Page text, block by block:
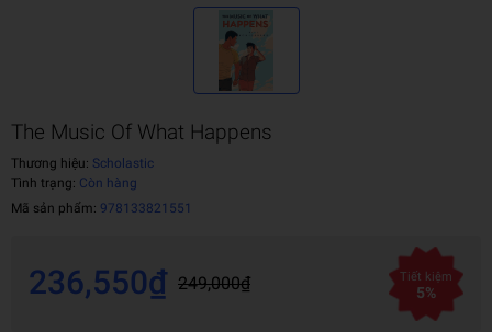
The Music Of What Happens
Thương hiệu: Scholastic
Tình trạng: Còn hàng
Mã sản phẩm: 978133821551
236,550₫ 249,000₫ Tiết kiệm
5%